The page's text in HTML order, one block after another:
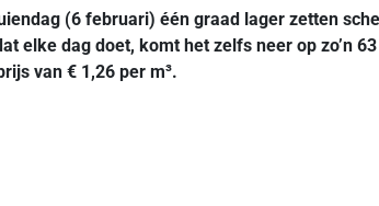
(6 februari) één graad lager zetten
elke dag doet, komt het zelfs neer op zo’n
van € 1,26 per m³.